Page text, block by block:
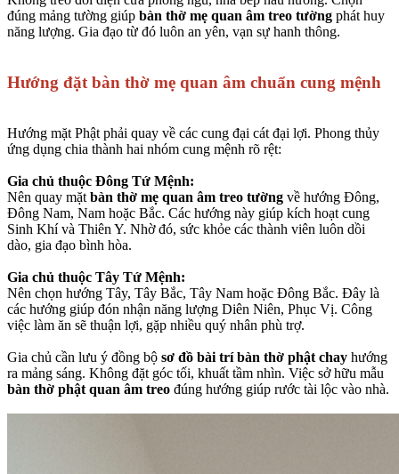
đúng mảng tường giúp bàn thờ mẹ quan âm treo tường phát huy
năng lượng. Gia đạo từ đó luôn an yên, vạn sự hanh thông.
Hướng đặt bàn thờ mẹ quan âm chuẩn cung mệnh
Hướng mặt Phật phải quay về các cung đại cát đại lợi. Phong thủy
ứng dụng chia thành hai nhóm cung mệnh rõ rệt:
Gia chủ thuộc Đông Tứ Mệnh:
Nên quay mặt bàn thờ mẹ quan âm treo tường về hướng Đông,
Đông Nam, Nam hoặc Bắc. Các hướng này giúp kích hoạt cung
Sinh Khí và Thiên Y. Nhờ đó, sức khỏe các thành viên luôn dồi
dào, gia đạo bình hòa.
Gia chủ thuộc Tây Tứ Mệnh:
Nên chọn hướng Tây, Tây Bắc, Tây Nam hoặc Đông Bắc. Đây là
các hướng giúp đón nhận năng lượng Diên Niên, Phục Vị. Công
việc làm ăn sẽ thuận lợi, gặp nhiều quý nhân phù trợ.
Gia chủ cần lưu ý đồng bộ sơ đồ bài trí bàn thờ phật chay hướng
ra mảng sáng. Không đặt góc tối, khuất tầm nhìn. Việc sở hữu mẫu
bàn thờ phật quan âm treo đúng hướng giúp rước tài lộc vào nhà.